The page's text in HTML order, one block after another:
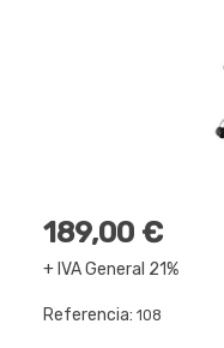
189,00 €
+ IVA General 21%
Referencia: 108